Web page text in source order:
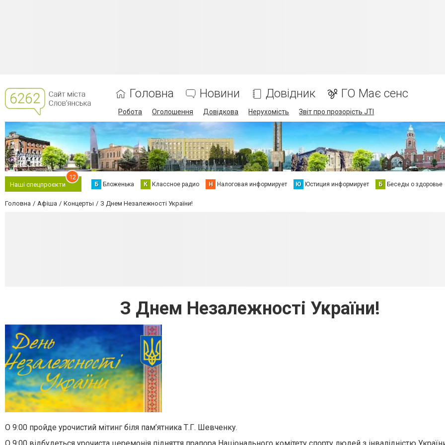
Головна Новини Довідник ГО Має сенс
Робота Оголошення Довідкова Нерухомість Звіт про прозорість JTI
Наші спецпроєкти
12
Б Бложенька К Классное радио Н Налоговая информирует Ю Юстиция информирует Б Беседы о здоровье
Головна Афіша Концерты З Днем Незалежності України!
З Днем Незалежності України!
О 9:00 пройде урочистий мітинг біля пам’ятника Т.Г. Шевченку.